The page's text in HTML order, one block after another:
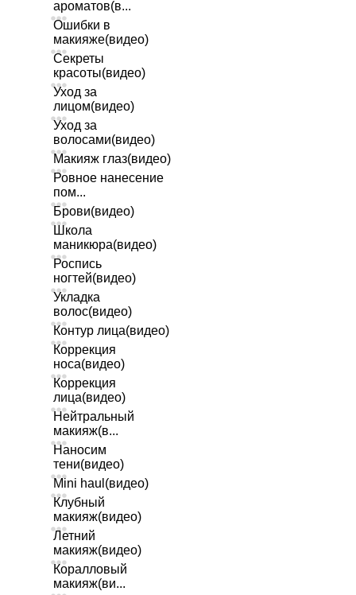
ароматов(в...
Ошибки в
макияже(видео)
Секреты
красоты(видео)
Уход за
лицом(видео)
Уход за
волосами(видео)
Макияж глаз(видео)
Ровное нанесение
пом...
Брови(видео)
Школа
маникюра(видео)
Роспись
ногтей(видео)
Укладка
волос(видео)
Контур лица(видео)
Коррекция
носа(видео)
Коррекция
лица(видео)
Нейтральный
макияж(в...
Наносим
тени(видео)
Mini haul(видео)
Клубный
макияж(видео)
Летний
макияж(видео)
Коралловый
макияж(ви...